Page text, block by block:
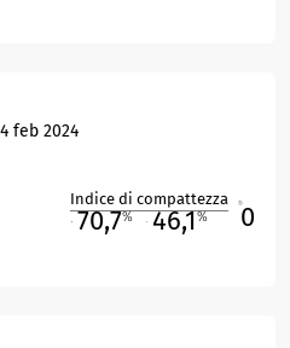
feb 2024
Indice di compattezza
70,7% 46,1% 0